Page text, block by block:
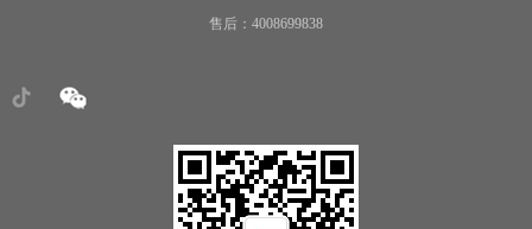
售后：4008699838